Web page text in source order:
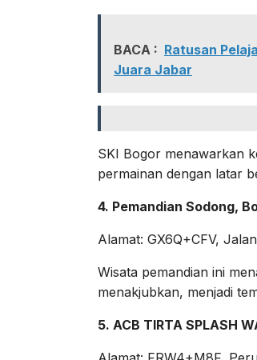
BACA : Ratusan
Juara Jabar
SKI Bogor menawarkan
permainan dengan latar
4. Pemandian Sodong,
Alamat: GX6Q+CFV,
Wisata pemandian ini
menakjubkan, menjadi
5. ACB TIRTA SPLASH